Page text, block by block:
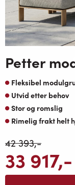
Fleksibel
Utvid etter behov
Stor og romslig
Rimelig frakt helt
42 393,-
33 917,-